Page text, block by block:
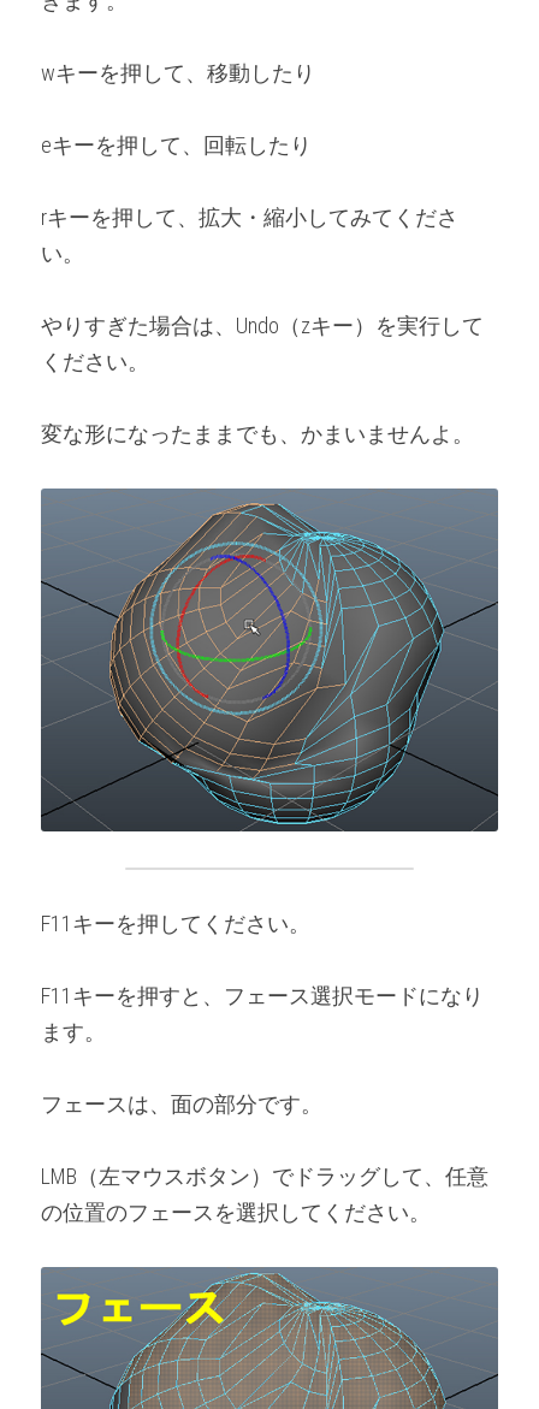
wキーを押して、移動したり
eキーを押して、回転したり
rキーを押して、拡大・縮小してみてくださ
い。
やりすぎた場合は、Undo（zキー）を実行して
ください。
変な形になったままでも、かまいませんよ。
F11キーを押してください。
F11キーを押すと、フェース選択モードになり
ます。
フェースは、面の部分です。
LMB（左マウスボタン）でドラッグして、任意
の位置のフェースを選択してください。